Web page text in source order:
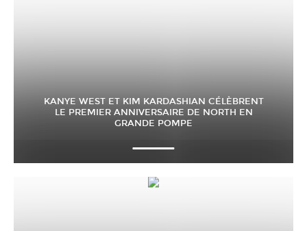
KANYE WEST ET KIM KARDASHIAN CÉLÈBRENT
LE PREMIER ANNIVERSAIRE DE NORTH EN
GRANDE POMPE